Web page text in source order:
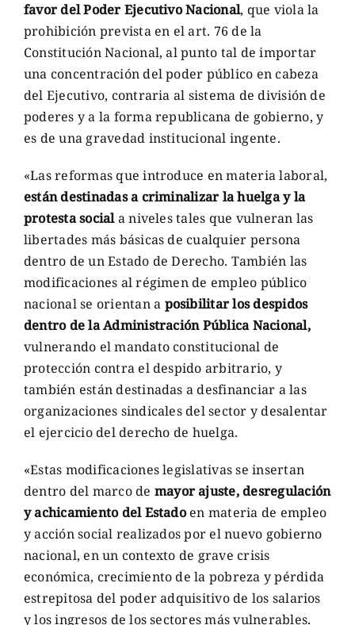
favor del Poder Ejecutivo Nacional, que viola la
prohibición prevista en el art. 76 de la
Constitución Nacional, al punto tal de importar
una concentración del poder público en cabeza
del Ejecutivo, contraria al sistema de división de
poderes y a la forma republicana de gobierno, y
es de una gravedad institucional ingente.
«Las reformas que introduce en materia laboral,
están destinadas a criminalizar la huelga y la
protesta sociala niveles tales que vulneran las
libertades más básicas de cualquier persona
dentro de un Estado de Derecho. También las
modificaciones al régimen de empleo público
nacional se orientan a posibilitar los despidos
dentro de la Administración Pública Nacional,
vulnerando el mandato constitucional de
protección contra el despido arbitrario, y
también están destinadas a desfinanciar a las
organizaciones sindicales del sector y desalentar
el ejercicio del derecho de huelga.
«Estas modificaciones legislativas se insertan
dentro del marco de mayor ajuste, desregulación
y achicamiento del Estadoen materia de empleo
y acción social realizados por el nuevo gobierno
nacional, en un contexto de grave crisis
económica, crecimiento de la pobreza y pérdida
estrepitosa del poder adquisitivo de los salarios
y los ingresos de los sectores más vulnerables.